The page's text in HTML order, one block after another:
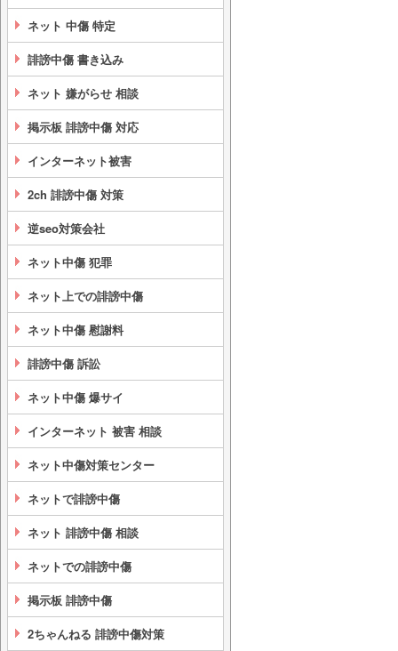
ネット 中傷 特定
誹謗中傷 書き込み
ネット 嫌がらせ 相談
掲示板 誹謗中傷 対応
インターネット被害
2ch 誹謗中傷 対策
逆seo対策会社
ネット中傷 犯罪
ネット上での誹謗中傷
ネット中傷 慰謝料
誹謗中傷 訴訟
ネット中傷 爆サイ
インターネット 被害 相談
ネット中傷対策センター
ネットで誹謗中傷
ネット 誹謗中傷 相談
ネットでの誹謗中傷
掲示板 誹謗中傷
2ちゃんねる 誹謗中傷対策